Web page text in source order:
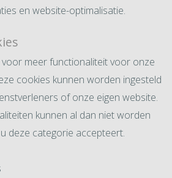
en website-optimalisatie.
meer functionaliteit voor onze
cookies kunnen worden ingesteld
of onze eigen website.
kunnen al dan niet worden
deze categorie accepteert.